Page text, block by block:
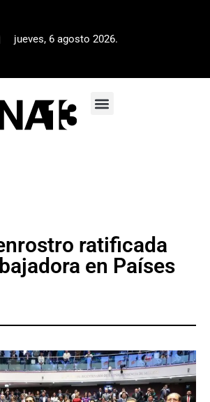
jueves, 6 agosto 2026.
ratificada
en Países